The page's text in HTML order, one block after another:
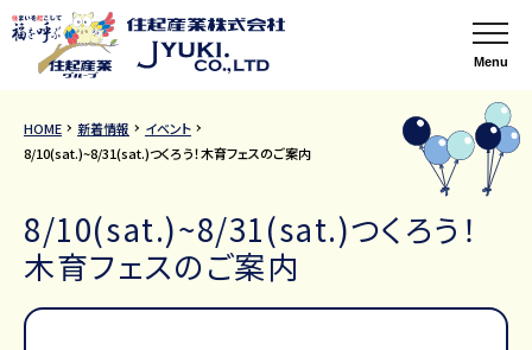
Menu
HOME 新着情報
イベント
8/10(sat.)~8/31(sat.)つくろう！木育フェスのご案内
8/10(sat.)~8/31(sat.)つくろう！
木育フェスのご案内